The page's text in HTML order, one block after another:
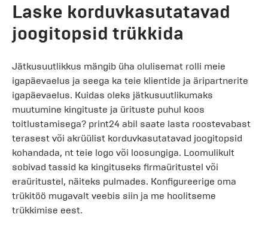
Laske korduvkasutatavad
joogitopsid trükkida
Jätkusuutlikkus mängib üha olulisemat rolli meie
igapäevaelus ja seega ka teie klientide ja äripartnerite
igapäevaelus. Kuidas oleks jätkusuutlikumaks
muutumine kingituste ja ürituste puhul koos
toitlustamisega? print24 abil saate lasta roostevabast
terasest või akrüülist korduvkasutatavad joogitopsid
kohandada, nt teie logo või loosungiga. Loomulikult
sobivad tassid ka kingituseks firmaüritustel või
eraüritustel, näiteks pulmades. Konfigureerige oma
trükitöö mugavalt veebis siin ja me hoolitseme
trükkimise eest.